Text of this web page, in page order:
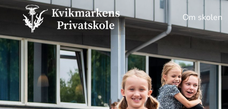
Om skolen